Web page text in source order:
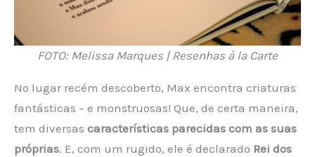
FOTO: Melissa Marques | Resenhas à la Carte
No lugar recém descoberto, Max encontra criaturas
fantásticas – e monstruosas! Que, de certa maneira,
tem diversas características parecidas com as suas
próprias. E, com um rugido, ele é declarado Rei dos